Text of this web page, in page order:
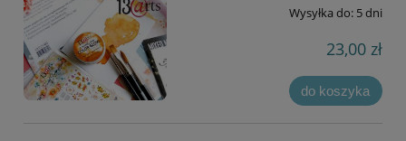
Wysyłka do: 5 dni
23,00 zł
do koszyka